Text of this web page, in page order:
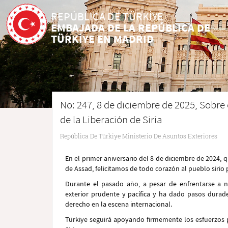
REPÚBLICA DE TÜRKİYE
EMBAJADA DE LA REPÚBLICA DE
TÜRKİYE EN MADRID
No: 247, 8 de diciembre de 2025,
de la Liberación de Siria
República De Türkiye Ministerio De Asuntos Exteriores
En el primer aniversario del 8 de diciembre de 2024,
de Assad, felicitamos de todo corazón al pueblo sirio
Durante el pasado año, a pesar de enfrentarse a
exterior prudente y pacífica y ha dado pasos
derecho en la escena internacional.
Türkiye seguirá apoyando firmemente los